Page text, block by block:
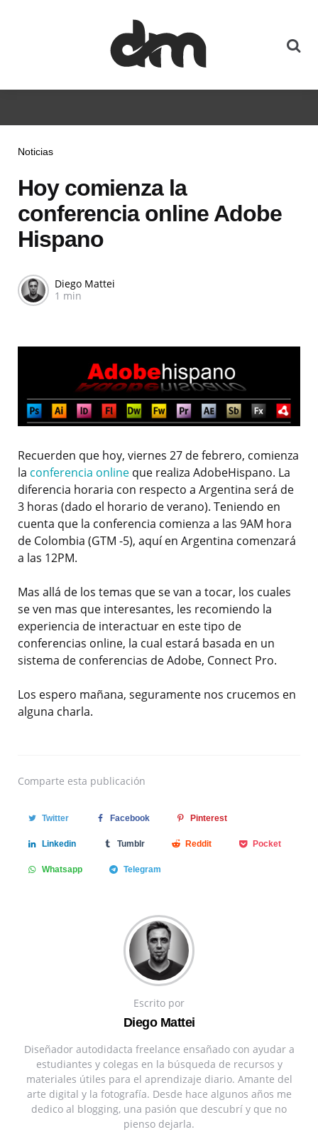
Noticias
Hoy comienza la
conferencia online Adobe
Hispano
Diego Mattei
1 min
Recuerden que hoy, viernes 27 de febrero, comienza
la conferencia online que realiza AdobeHispano. La
diferencia horaria con respecto a Argentina será de
3 horas (dado el horario de verano). Teniendo en
cuenta que la conferencia comienza a las 9AM hora
de Colombia (GTM -5), aquí en Argentina comenzará
a las 12PM.
Mas allá de los temas que se van a tocar, los cuales
se ven mas que interesantes, les recomiendo la
experiencia de interactuar en este tipo de
conferencias online, la cual estará basada en un
sistema de conferencias de Adobe, Connect Pro.
Los espero mañana, seguramente nos crucemos en
alguna charla.
Comparte esta publicación
Twitter Facebook Pinterest
Linkedin Tumblr Reddit Pocket
Whatsapp Telegram
Escrito por
Diego Mattei
Diseñador autodidacta freelance ensañado con ayudar a
estudiantes y colegas en la búsqueda de recursos y
materiales útiles para el aprendizaje diario. Amante del
arte digital y la fotografía. Desde hace algunos años me
dedico al blogging, una pasión que descubrí y que no
pienso dejarla.